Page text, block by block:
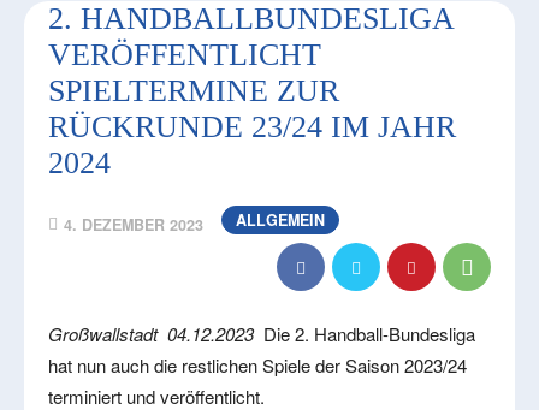
2. HANDBALLBUNDESLIGA
VERÖFFENTLICHT
SPIELTERMINE ZUR
RÜCKRUNDE 23/24 IM JAHR
2024
4. DEZEMBER 2023 ALLGEMEIN
Großwallstadt 04.12.2023 Die 2. Handball-Bundesliga
hat nun auch die restlichen Spiele der Saison 2023/24
terminiert und veröffentlicht.